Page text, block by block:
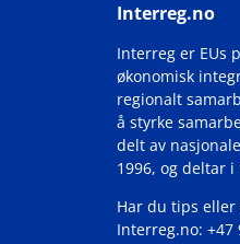
Interreg.no
Interreg er EUs
økonomisk
regionalt
å styrke
delt av
1996, og deltar
Har du tips eller
Interreg.no: +47